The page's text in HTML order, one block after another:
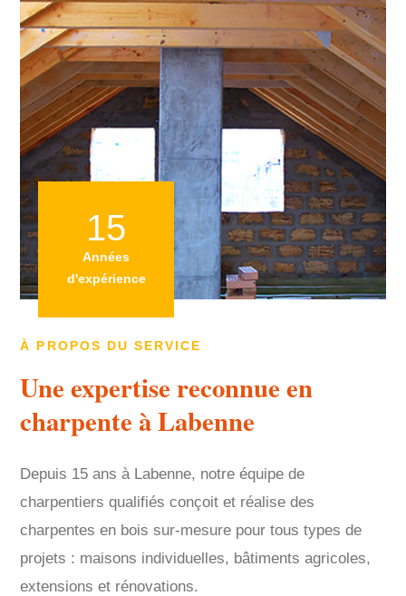
À PROPOS DU SERVICE
Une expertise reconnue en
charpente à Labenne
Depuis 15 ans à Labenne, notre équipe de
charpentiers qualifiés conçoit et réalise des
charpentes en bois sur-mesure pour tous types de
projets : maisons individuelles, bâtiments agricoles,
extensions et rénovations.
15
Années
d'expérience